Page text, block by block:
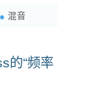
混音
的“频率